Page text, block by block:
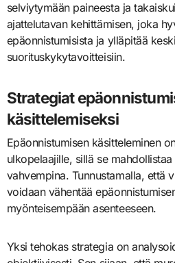
selviytymään paineesta ja
ajattelutavan kehittämisen, joka
epäonnistumisista ja ylläpitää
suorituskykytavoitteisiin.
Strategiat
käsittelemiseksi
Epäonnistumisen käsitteleminen
ulkopelaajille, sillä se
vahvempina. Tunnustamalla, että
voidaan vähentää
myönteisempään asenteeseen.
Yksi tehokas strategia on